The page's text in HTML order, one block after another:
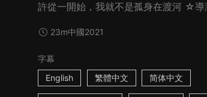
許從一開始，我就不是孤身在渡河 ☆導
23m中國2021
字幕
English
繁體中文 简体中文